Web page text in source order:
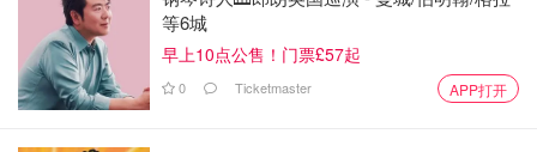
等6城
早上10点公售！门票£57起
0 Ticketmaster APP打开